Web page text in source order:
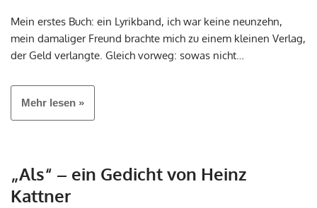
Mein erstes Buch: ein Lyrikband, ich war keine neunzehn,
mein damaliger Freund brachte mich zu einem kleinen Verlag,
der Geld verlangte. Gleich vorweg: sowas nicht…
Mehr lesen »
„Als“ – ein Gedicht von Heinz
Kattner